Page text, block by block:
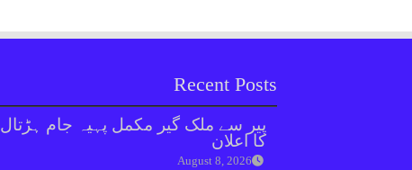
Recent Posts
پیر سے ملک گیر مکمل پہیہ جام ہڑتال
کا اعلان
August 8, 2026